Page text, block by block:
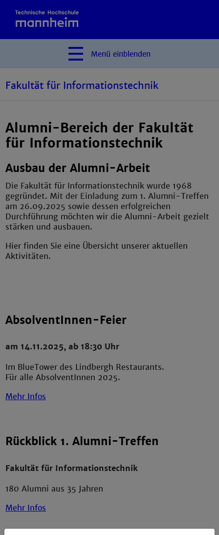
Menü einblenden
Fakultät für Informationstechnik
Alumni-Bereich der Fakultät
für Informationstechnik
Ausbau der Alumni-Arbeit
Die Fakultät für Informationstechnik wurde 1968
gegründet. Mit der Einladung zum 1. Alumni-Treffen
am 26.09.2025 sowie dessen erfolgreichen
Durchführung möchten wir die Alumni-Arbeit gezielt
stärken und ausbauen.
Hier finden Sie eine Übersicht unserer aktuellen
Aktivitäten.
AbsolventInnen-Feier
am 14.11.2025, ab 18:30 Uhr
Im BlueTower des Lindbergh Restaurants.
Für alle AbsolventInnen 2025.
Mehr Infos
Rückblick 1. Alumni-Treffen
Fakultät für Informationstechnik
180 Alumni aus 35 Jahren
Mehr Infos